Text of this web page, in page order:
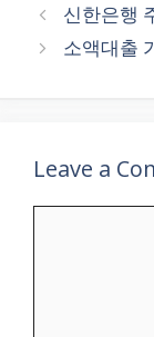
신한은행
소액대출
Leave a